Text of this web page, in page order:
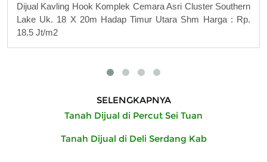
Dijual Kavling Hook Komplek Cemara Asri Cluster Southern
Lake Uk. 18 X 20m Hadap Timur Utara Shm Harga : Rp.
18.5 Jt/m2
SELENGKAPNYA
Tanah Dijual di Percut Sei Tuan
Tanah Dijual di Deli Serdang Kab